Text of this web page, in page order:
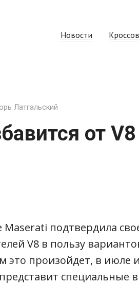
Новости
Латгальский
от
Maserati подтвердила
V8 в пользу
произойдет, в июле
специальные